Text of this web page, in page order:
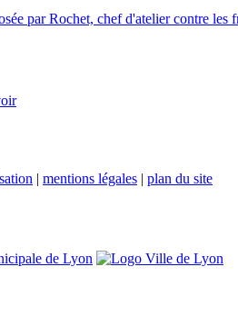
par Rochet, chef d'atelier contre
| mentions légales | plan du site